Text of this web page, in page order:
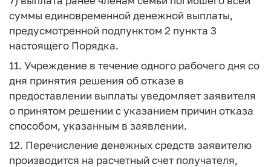
суммы единовременной денежной выплаты,
предусмотренной подпунктом 2 пункта 3
настоящего Порядка.
11. Учреждение в течение одного рабочего дня со
дня принятия решения об отказе в
предоставлении выплаты уведомляет заявителя
о принятом решении с указанием причин отказа
способом, указанным в заявлении.
12. Перечисление денежных средств заявителю
производится на расчетный счет получателя,